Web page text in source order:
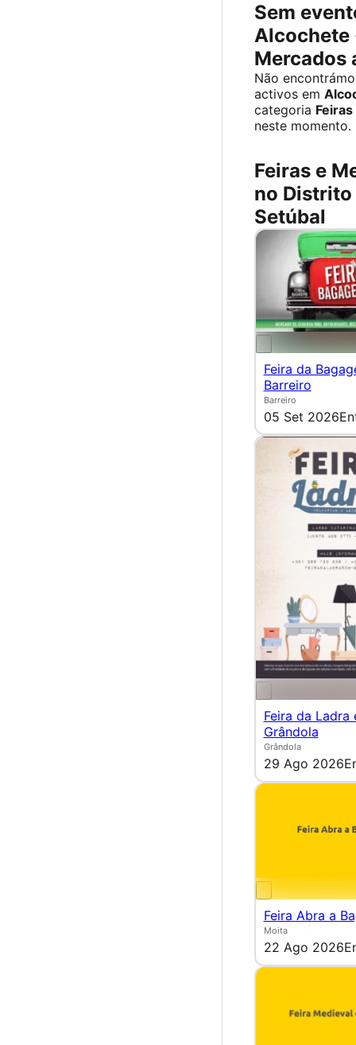
Sem
Alcochete
Mercados
Não
activos em
categoria
neste momento.
Feiras e
no Distrito
Setúbal
Feira da
Barreiro
Barreiro
05 Set 2026
Feira da Ladra
Grândola
Grândola
29 Ago 2026
Feira Abra a
Moita
22 Ago 2026